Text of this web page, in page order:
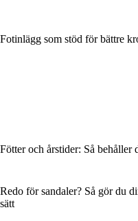
Fotinlägg som stöd för bättre
Fötter och årstider: Så behåller
Redo för sandaler? Så gör du
sätt